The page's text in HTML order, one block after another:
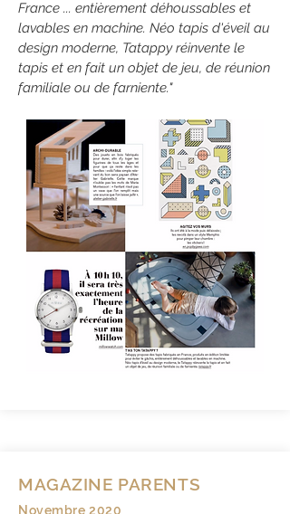
France ... entièrement déhoussables et
lavables en machine. Néo tapis d'éveil au
design moderne, Tatappy réinvente le
tapis et en fait un objet de jeu, de réunion
familiale ou de farniente."
MAGAZINE PARENTS
Novembre 2020